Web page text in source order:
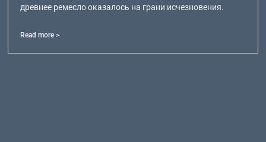
древнее ремесло оказалось на грани исчезновения.
Read more >